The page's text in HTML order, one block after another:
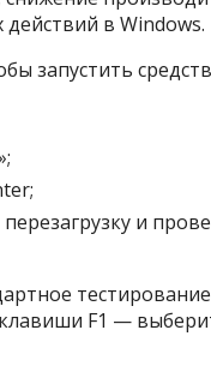
в Windows.
запустить
и
F1 —